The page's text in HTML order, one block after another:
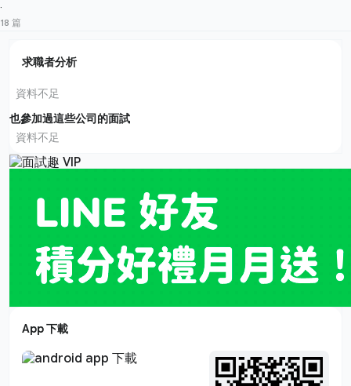
·
18 篇
求職者分析
資料不足
也參加過這些公司的面試
資料不足
App 下載